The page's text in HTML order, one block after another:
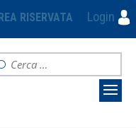
RISERVATA Login